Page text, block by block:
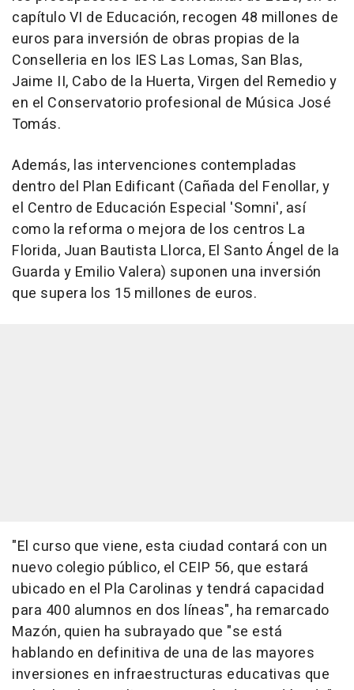
capítulo VI de Educación, recogen 48 millones de
euros para inversión de obras propias de la
Conselleria en los IES Las Lomas, San Blas,
Jaime II, Cabo de la Huerta, Virgen del Remedio y
en el Conservatorio profesional de Música José
Tomás.
Además, las intervenciones contempladas
dentro del Plan Edificant (Cañada del Fenollar, y
el Centro de Educación Especial 'Somni', así
como la reforma o mejora de los centros La
Florida, Juan Bautista Llorca, El Santo Ángel de la
Guarda y Emilio Valera) suponen una inversión
que supera los 15 millones de euros.
"El curso que viene, esta ciudad contará con un
nuevo colegio público, el CEIP 56, que estará
ubicado en el Pla Carolinas y tendrá capacidad
para 400 alumnos en dos líneas", ha remarcado
Mazón, quien ha subrayado que "se está
hablando en definitiva de una de las mayores
inversiones en infraestructuras educativas que